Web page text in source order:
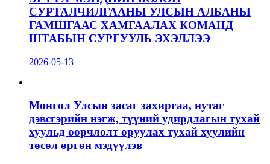
СУРТАЛЧИЛГААНЫ УЛСЫН АЛБАНЫ
ГАМШГААС ХАМГААЛАХ КОМАНД
ШТАБЫН СУРГУУЛЬ ЭХЭЛЛЭЭ
2026-05-13
Монгол Улсын засаг захиргаа, нутаг
дэвсгэрийн нэгж, түүний удирдлагын тухай
хуульд өөрчлөлт оруулах тухай хуулийн
төсөл өргөн мэдүүлэв